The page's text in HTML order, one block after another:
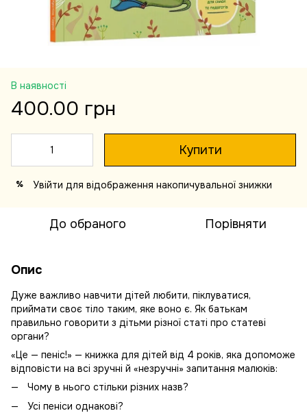
В наявності
400.00 грн
Купити
% Увійти для відображення накопичувальної знижки
До обраного Порівняти
Опис
Дуже важливо навчити дітей любити, піклуватися,
приймати своє тіло таким, яке воно є. Як батькам
правильно говорити з дітьми різної статі про статеві
органи?
«Це — пеніс!» — книжка для дітей від 4 років, яка допоможе
відповісти на всі зручні й «незручні» запитання малюків:
Чому в нього стільки різних назв?
Усі пеніси однакові?